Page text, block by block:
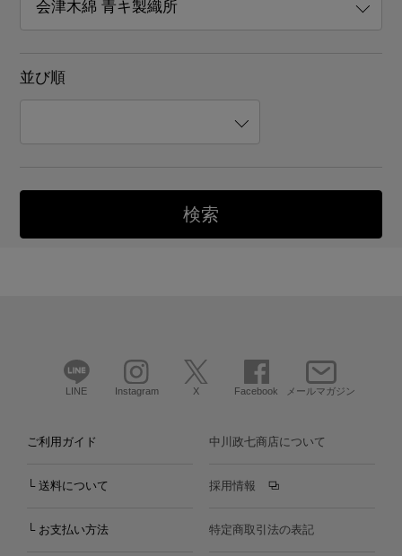
並び順
LINE Instagram X Facebook メールマガジン
ご利用ガイド
└ 送料について
└ お支払い方法
中川政七商店について
採用情報
特定商取引法の表記